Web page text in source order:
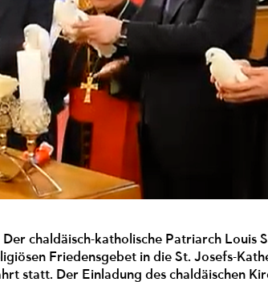
chaldäisch-katholische Patriarch Louis
Friedensgebet in die St. Josefs-
statt. Der Einladung des chaldäischen